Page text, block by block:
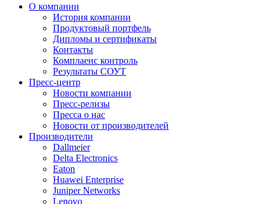
О компании
История компании
Продуктовый портфель
Дипломы и сертификаты
Контакты
Комплаенс контроль
Результаты СОУТ
Пресс-центр
Новости компании
Пресс-релизы
Пресса о нас
Новости от производителей
Производители
Dallmeier
Delta Electronics
Eaton
Huawei Enterprise
Juniper Networks
Lenovo